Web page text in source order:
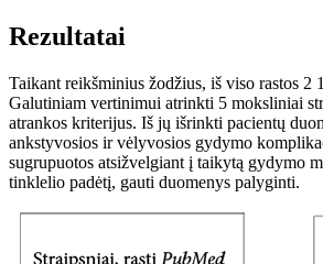
Rezultatai
Taikant reikšminius žodžius, iš viso rastos 2
Galutiniam vertinimui atrinkti 5 moksliniai
atrankos kriterijus. Iš jų išrinkti pacientų
ankstyvosios ir vėlyvosios gydymo
sugrupuotos atsižvelgiant į taikytą gydymo
tinklelio padėtį, gauti duomenys palyginti.